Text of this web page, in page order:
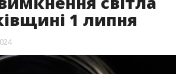
1 липня